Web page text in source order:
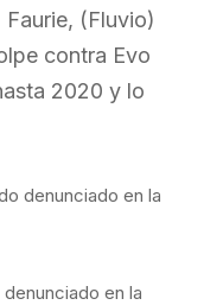
(Fluvio)
contra Evo
2020 y lo
en la